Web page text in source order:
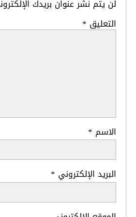
لن يتم نشر عنوان بريدك
التعليق *
الاسم *
البريد الإلكتروني *